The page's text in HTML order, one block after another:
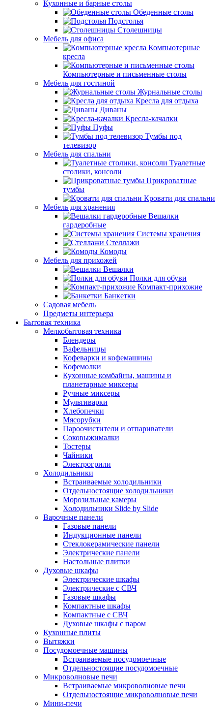
Кухонные и барные столы
Обеденные столы
Подстолья
Столешницы
Мебель для офиса
Компьютерные
кресла
Компьютерные и письменные столы
Мебель для гостиной
Журнальные столы
Кресла для отдыха
Диваны
Кресла-качалки
Пуфы
Тумбы под
телевизор
Мебель для спальни
Туалетные
столики, консоли
Прикроватные
тумбы
Кровати для спальни
Мебель для хранения
Вешалки
гардеробные
Системы хранения
Стеллажи
Комоды
Мебель для прихожей
Вешалки
Полки для обуви
Компакт-прихожие
Банкетки
Садовая мебель
Предметы интерьера
Бытовая техника
Мелкобытовая техника
Блендеры
Вафельницы
Кофеварки и кофемашины
Кофемолки
Кухонные комбайны, машины и
планетарные миксеры
Ручные миксеры
Мультиварки
Хлебопечки
Мясорубки
Пароочистители и отпариватели
Соковыжималки
Тостеры
Чайники
Электрогрили
Холодильники
Встраиваемые холодильники
Отдельностоящие холодильники
Морозильные камеры
Холодильники Slide by Slide
Варочные панели
Газовые панели
Индукционные панели
Стеклокерамические панели
Электрические панели
Настольные плитки
Духовые шкафы
Электрические шкафы
Электрические с СВЧ
Газовые шкафы
Компактные шкафы
Компактные с СВЧ
Духовые шкафы с паром
Кухонные плиты
Вытяжки
Посудомоечные машины
Встраиваемые посудомоечные
Отдельностоящие посудомоечные
Микроволновые печи
Встраиваемые микроволновые печи
Отдельностоящие микроволновые печи
Мини-печи